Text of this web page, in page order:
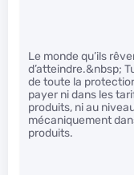
Le monde qu’ils
d’atteindre.&nbsp;
de toute la
payer ni dans les
produits, ni au
mécaniquement
produits.